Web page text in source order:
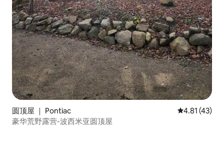
圆顶屋 ｜ Pontiac 平均评分
4.81 (43)
豪华荒野露营-波西米亚圆顶屋